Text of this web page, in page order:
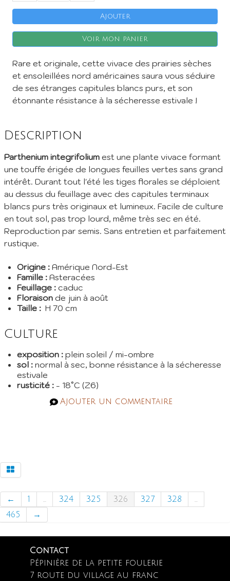
Ajouter
Voir mon panier
Rare et originale, cette vivace des prairies sèches
et ensoleillées nord américaines saura vous séduire
de ses étranges capitules blancs purs, et son
étonnante résistance à la sécheresse estivale !
Description
Parthenium integrifolium est une plante vivace formant
une touffe érigée de longues feuilles vertes sans grand
intérêt. Durant tout l'été les tiges florales se déploient
au dessus du feuillage avec des capitules terminaux
blancs purs très originaux et lumineux. Facile de culture
en tout sol, pas trop lourd, même très sec en été.
Reproduction par semis. Sans entretien et parfaitement
rustique.
Origine : Amérique Nord-Est
Famille : Asteracées
Feuillage : caduc
Floraison de juin à août
Taille : H 70 cm
Culture
exposition : plein soleil / mi-ombre
sol : normal à sec, bonne résistance à la sécheresse
estivale
rusticité : - 18°C (Z6)
Ajouter un commentaire
← 1 ... 324 325 326 327 328
...
465
→
Contact
Pépinière de la petite foulerie
7 route du village au franc
Inscrivez vous à notre newsletter mensuelle pour recevoir les
catalogue, fêtes des plantes à venir, promos et réductions en
cours... (1 mail/ mois max)
EMail :
Je m'abonne
En envoyant mes informations, j'accepte votrePolitique de confidentialité